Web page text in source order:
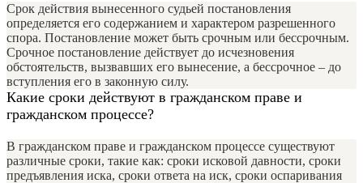
Срок действия вынесенного судьей постановления
определяется его содержанием и характером разрешенного
спора. Постановление может быть срочным или бессрочным.
Срочное постановление действует до исчезновения
обстоятельств, вызвавших его вынесение, а бессрочное – до
вступления его в законную силу.
Какие сроки действуют в гражданском праве и
гражданском процессе?
В гражданском праве и гражданском процессе существуют
различные сроки, такие как: сроки исковой давности, сроки
предъявления иска, сроки ответа на иск, сроки оспаривания